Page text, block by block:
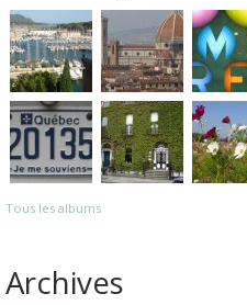
Tous les albums
Archives